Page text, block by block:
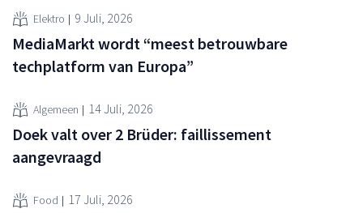
Elektro 9 Juli, 2026
MediaMarkt wordt “meest betrouwbare
techplatform van Europa”
Algemeen 14 Juli, 2026
Doek valt over 2 Brüder: faillissement
aangevraagd
Food 17 Juli, 2026